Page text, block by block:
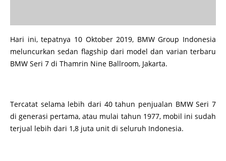
Hari ini, tepatnya 10 Oktober 2019, BMW Group Indonesia
meluncurkan sedan flagship dari model dan varian terbaru
BMW Seri 7 di Thamrin Nine Ballroom, Jakarta.
Tercatat selama lebih dari 40 tahun penjualan BMW Seri 7
di generasi pertama, atau mulai tahun 1977, mobil ini sudah
terjual lebih dari 1,8 juta unit di seluruh Indonesia.